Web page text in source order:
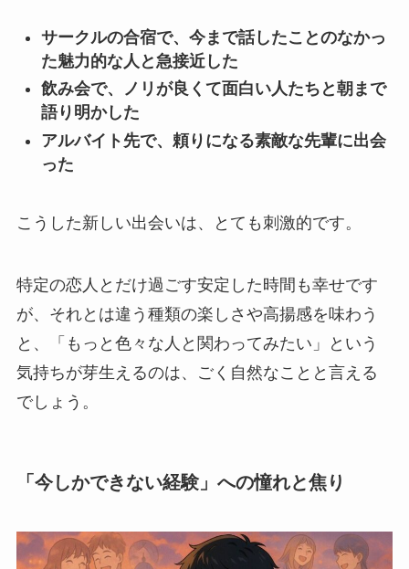
サークルの合宿で、今まで話したことのなかっ
た魅力的な人と急接近した
飲み会で、ノリが良くて面白い人たちと朝まで
語り明かした
アルバイト先で、頼りになる素敵な先輩に出会
った
こうした新しい出会いは、とても刺激的です。
特定の恋人とだけ過ごす安定した時間も幸せです
が、それとは違う種類の楽しさや高揚感を味わう
と、「もっと色々な人と関わってみたい」という
気持ちが芽生えるのは、ごく自然なことと言える
でしょう。
「今しかできない経験」への憧れと焦り